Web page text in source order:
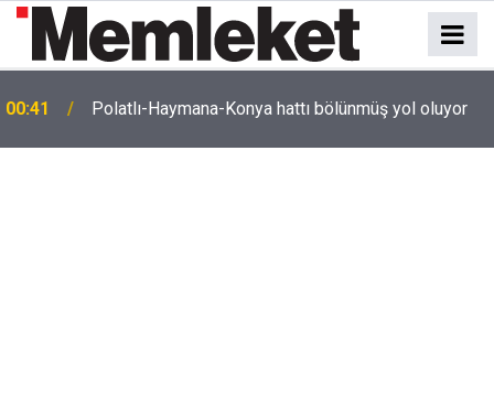
00:41 Polatlı-Haymana-Konya hattı bölünmüş yol oluyor